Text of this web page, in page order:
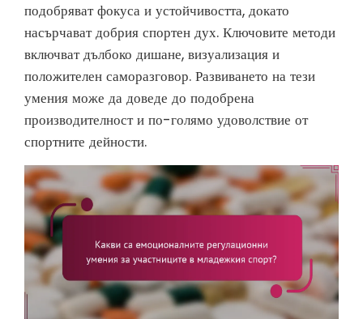
подобряват фокуса и устойчивостта, докато
насърчават добрия спортен дух. Ключовите методи
включват дълбоко дишане, визуализация и
положителен саморазговор. Развиването на тези
умения може да доведе до подобрена
производителност и по-голямо удоволствие от
спортните дейности.